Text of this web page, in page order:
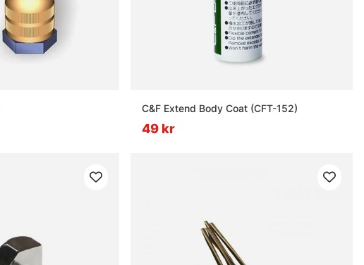
C&F Extend Body Coat (CFT-152)
49 kr